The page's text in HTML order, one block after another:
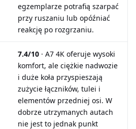
egzemplarze potrafią szarpać
przy ruszaniu lub opóźniać
reakcję po rozgrzaniu.
7.4/10 · A7 4K oferuje wysoki
komfort, ale ciężkie nadwozie
i duże koła przyspieszają
zużycie łączników, tulei i
elementów przedniej osi. W
dobrze utrzymanych autach
nie jest to jednak punkt